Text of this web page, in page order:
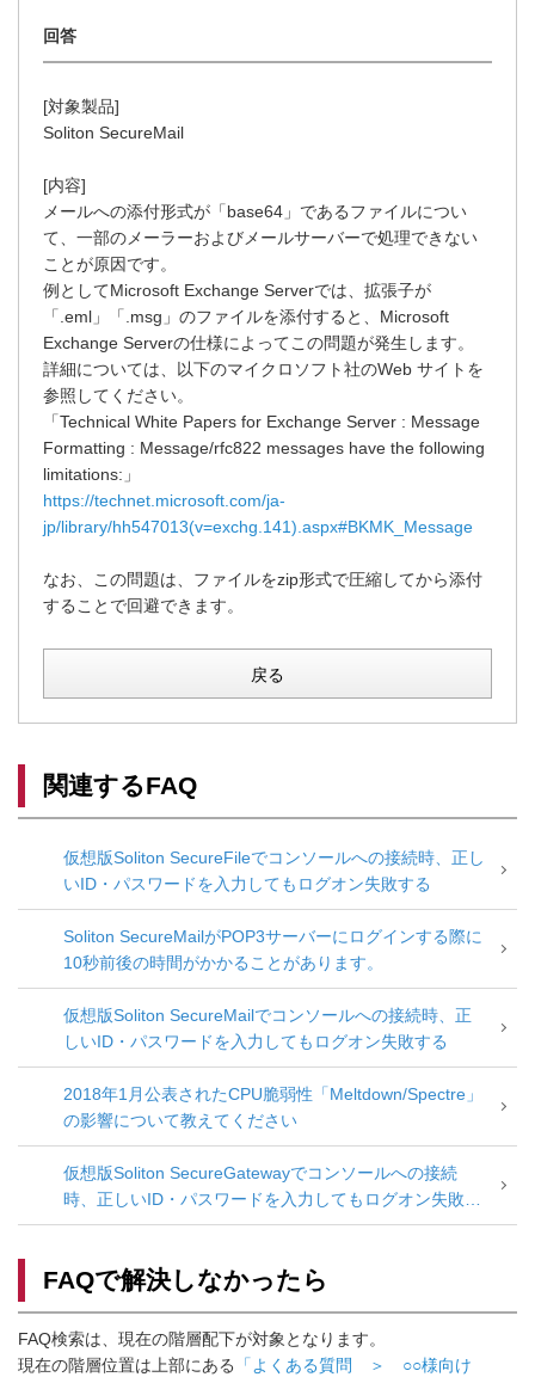
[対象製品]
Soliton SecureMail
[内容]
メールへの添付形式が「base64」であるファイルについ
て、一部のメーラーおよびメールサーバーで処理できない
ことが原因です。
例としてMicrosoft Exchange Serverでは、拡張子が
「.eml」「.msg」のファイルを添付すると、Microsoft
Exchange Serverの仕様によってこの問題が発生します。
詳細については、以下のマイクロソフト社のWeb サイトを
参照してください。
「Technical White Papers for Exchange Server : Message
Formatting : Message/rfc822 messages have the following
limitations:」
https://technet.microsoft.com/ja-
jp/library/hh547013(v=exchg.141).aspx#BKMK_Message
なお、この問題は、ファイルをzip形式で圧縮してから添付
することで回避できます。
戻る
関連するFAQ
仮想版Soliton SecureFileでコンソールへの接続時、正し
いID・パスワードを入力してもログオン失敗する
Soliton SecureMailがPOP3サーバーにログインする際に
10秒前後の時間がかかることがあります。
仮想版Soliton SecureMailでコンソールへの接続時、正
しいID・パスワードを入力してもログオン失敗する
2018年1月公表されたCPU脆弱性「Meltdown/Spectre」
の影響について教えてください
仮想版Soliton SecureGatewayでコンソールへの接続
時、正しいID・パスワードを入力してもログオン失敗す
る
FAQで解決しなかったら
FAQ検索は、現在の階層配下が対象となります。
現在の階層位置は上部にある
「よくある質問 ＞ ○○様向け